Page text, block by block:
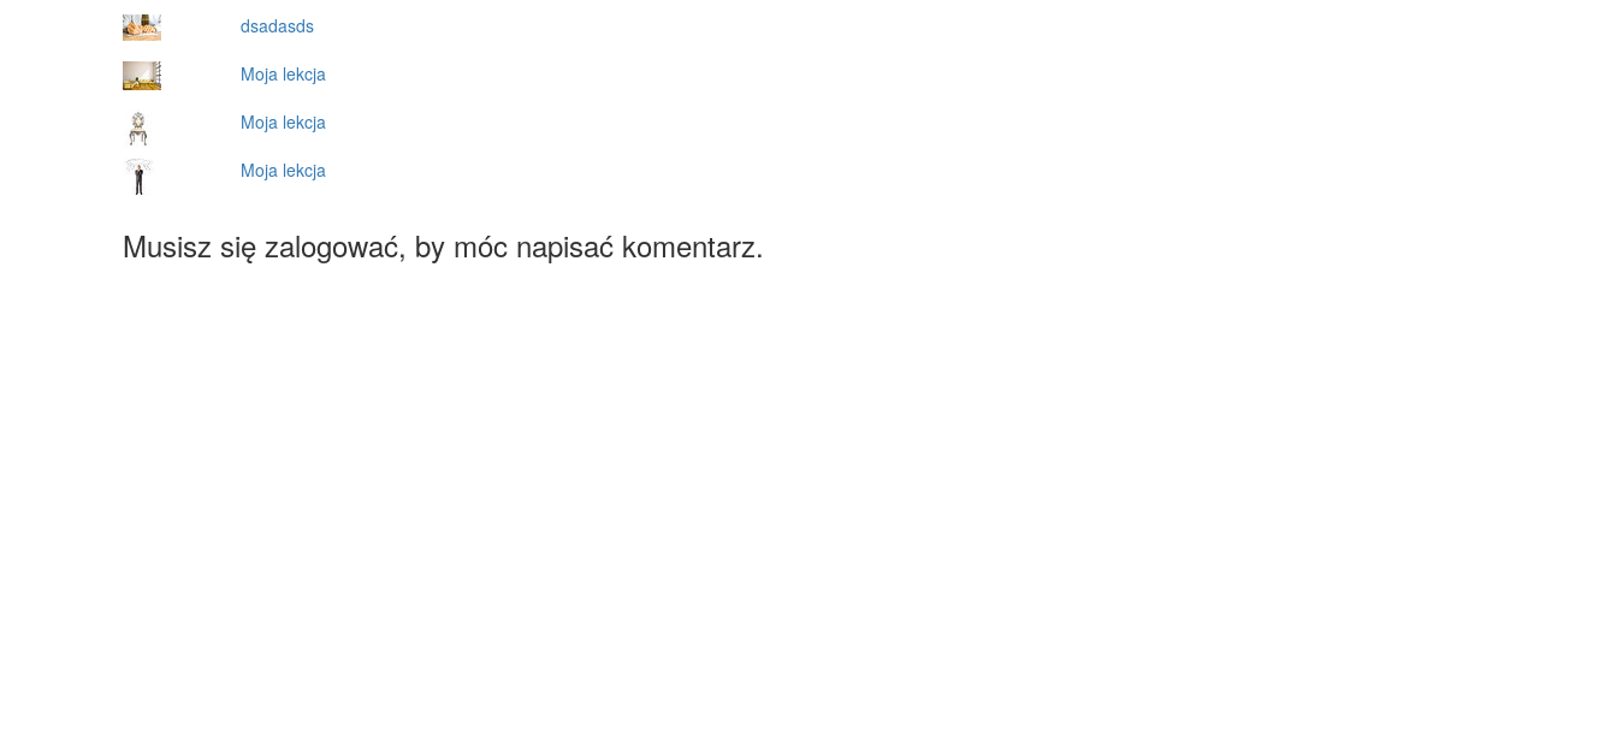
dsadasds
Moja lekcja
Moja lekcja
Moja lekcja
Musisz się zalogować, by móc napisać komentarz.